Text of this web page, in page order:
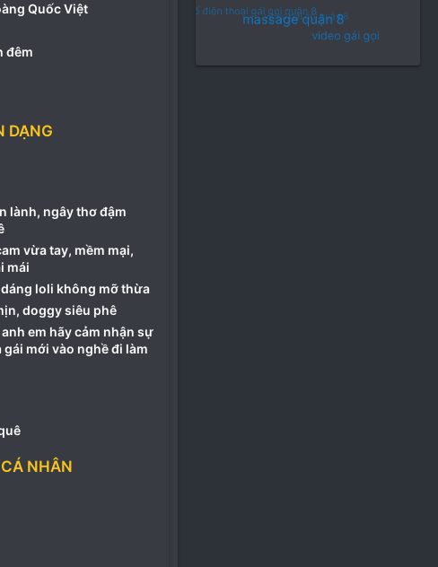
Quốc Việt
đêm
DẠNG
lành, ngây thơ đậm
vừa tay, mềm mại,
mái
loli không mỡ thừa
doggy siêu phê
em hãy cảm nhận sự
gái mới vào nghề đi làm
NHÂN